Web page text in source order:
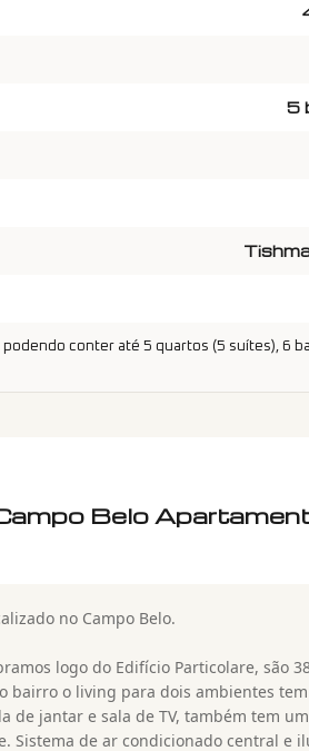
5
conter até 5 quartos (5 suítes), 6
Belo
no Campo Belo.
logo do Edifício Particolare, são
bairro o living para dois ambientes
de jantar e sala de TV, também tem
Sistema de ar condicionado central e